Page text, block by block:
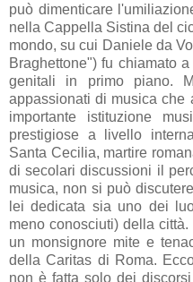
può dimenticare
nella Cappella Sistina del
mondo, su cui Daniele da
Braghettone") fu chiamato
genitali in primo piano.
appassionati di musica che
importante istituzione
prestigiose a livello
Santa Cecilia, martire
di secolari discussioni il
musica, non si può
lei dedicata sia uno dei
meno conosciuti) della
un monsignore mite e
della Caritas di Roma.
non è fatta solo dei